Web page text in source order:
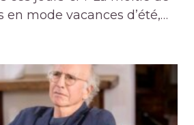
mode vacances d’été,…